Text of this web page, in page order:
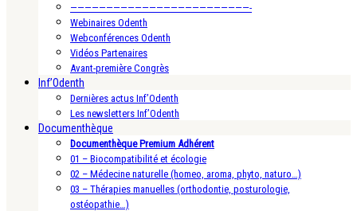
—————————————————————————-
Webinaires Odenth
Webconférences Odenth
Vidéos Partenaires
Avant-première Congrès
Inf’Odenth
Dernières actus Inf’Odenth
Les newsletters Inf’Odenth
Documenthèque
Documenthèque Premium Adhérent
01 – Biocompatibilité et écologie
02 – Médecine naturelle (homeo, aroma, phyto, naturo…)
03 – Thérapies manuelles (orthodontie, posturologie,
ostéopathie…)